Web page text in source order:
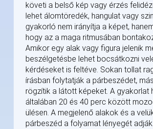
követi a belső kép vagy érzés
lehet álomtöredék, hangulat vagy
gyakorló nem irányítja a képet,
hogy az a maga ritmusában
Amikor egy alak vagy figura jelenik
beszélgetésbe lehet bocsátkozni
kérdéseket is feltéve. Sokan tollat
írásban folytatják a párbeszédet,
rögzítik a látott képeket. A gyakorlat
általában 20 és 40 perc között
ülésen. A megjelenő alakok és a
párbeszéd a folyamat lényegét adják.